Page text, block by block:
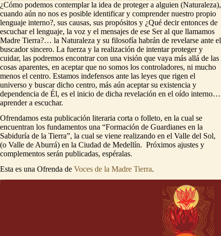
¿Cómo podemos contemplar la idea de proteger a alguien (Naturaleza),
cuando aún no nos es posible identificar y comprender nuestro propio
lenguaje interno?, sus causas, sus propósitos y ¿Qué decir entonces de
escuchar el lenguaje, la voz y el mensajes de ese Ser al que llamamos
Madre Tierra?… la Naturaleza y su filosofía habrán de revelarse ante el
buscador sincero. La fuerza y la realización de intentar proteger y
cuidar, las podremos encontrar con una visión que vaya más allá de las
cosas aparentes, en aceptar que no somos los controladores, ni mucho
menos el centro. Estamos indefensos ante las leyes que rigen el
universo y buscar dicho centro, más aún aceptar su existencia y
dependencia de Él, es el inicio de dicha revelación en el oído interno…
aprender a escuchar.
Ofrendamos esta publicación literaria corta o folleto, en la cual se
encuentran los fundamentos una “Formación de Guardianes en la
Sabiduría de la Tierra”, la cual se viene realizando en el Valle del Sol,
(o Valle de Aburrá) en la Ciudad de Medellín. Próximos ajustes y
complementos serán publicadas, espéralas.
Esta es una Ofrenda de Voces de la Madre Tierra.